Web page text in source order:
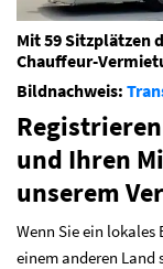
Mit 59 Sitzplätzen
Chauffeur-
Bildnachweis:
und Ihren
unserem
Wenn Sie ein
einem anderen Land